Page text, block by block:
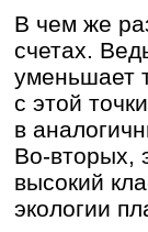
В чем же
счетах.
уменьшает
с этой
в
Во-вторых,
высокий
экологии